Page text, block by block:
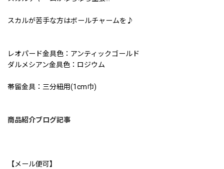
スカルが苦手な方はボールチャームを♪
レオパード金具色：アンティックゴールド
ダルメシアン金具色：ロジウム
帯留金具：三分紐用(1cm巾)
商品紹介ブログ記事
【メール便可】